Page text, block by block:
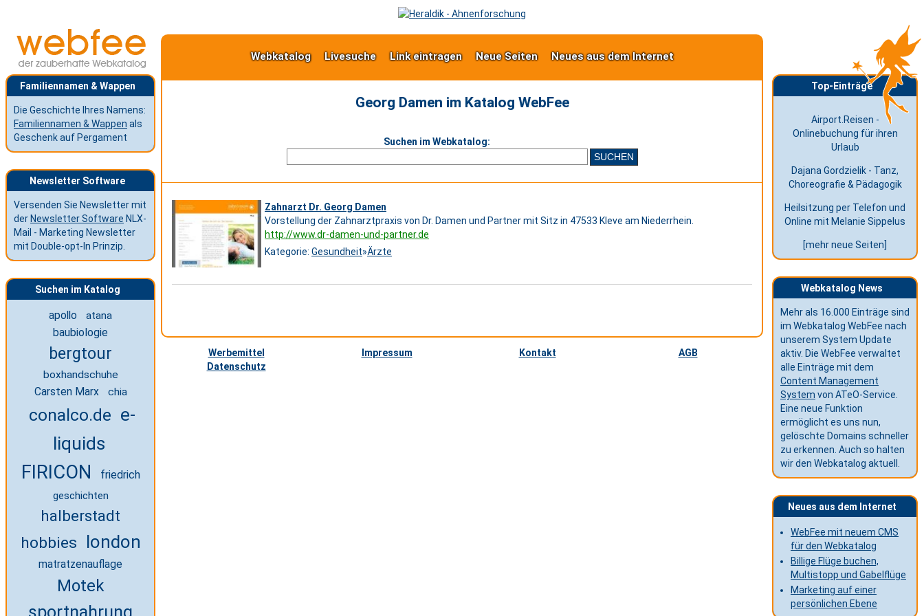
Familiennamen & Wappen
Die Geschichte Ihres Namens:
Familiennamen & Wappen als
Geschenk auf Pergament
Newsletter Software
Versenden Sie Newsletter mit
der Newsletter Software NLX-
Mail - Marketing Newsletter
mit Double-opt-In Prinzip.
Suchen im Katalog
apollo atana
baubiologie
bergtour
boxhandschuhe
Carsten Marx chia
conalco.de e-
liquids
FIRICON friedrich
geschichten
halberstadt
hobbies london
matratzenauflage
Motek
Webkatalog Livesuche Link eintragen Neue Seiten Neues aus dem Internet
Georg Damen im Katalog WebFee
Suchen im Webkatalog:
Zahnarzt Dr. Georg Damen
Vorstellung der Zahnarztpraxis von Dr. Damen und Partner mit Sitz in 47533 Kleve am Niederrhein.
http://www.dr-damen-und-partner.de
Kategorie: Gesundheit»Ärzte
Werbemittel Impressum Kontakt
AGB
Datenschutz
Top-Einträge
Airport.Reisen -
Onlinebuchung für ihren
Urlaub
Dajana Gordzielik - Tanz,
Choreografie & Pädagogik
Heilsitzung per Telefon und
Online mit Melanie Sippelus
[mehr neue Seiten]
Webkatalog News
Mehr als 16.000 Einträge sind
im Webkatalog WebFee nach
unserem System Update
aktiv. Die WebFee verwaltet
alle Einträge mit dem
Content Management
System von ATeO-Service.
Eine neue Funktion
ermöglicht es uns nun,
gelöschte Domains schneller
zu erkennen. Auch so halten
wir den Webkatalog aktuell.
Neues aus dem Internet
WebFee mit neuem CMS
für den Webkatalog
Billige Flüge buchen,
Multistopp und Gabelflüge
Marketing auf einer
persönlichen Ebene